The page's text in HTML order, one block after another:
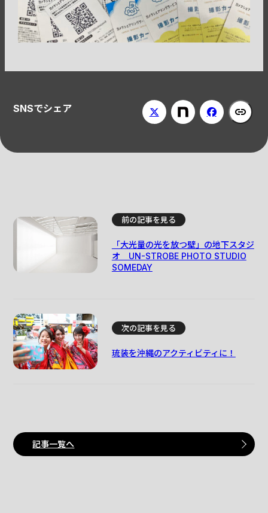
SNSでシェア
次の記事を見る
琉装を沖縄のアクティビティに！
記事一覧へ
前の記事を見る
「大光量の光を放つ壁」の地下スタジ
オ UN-STROBE PHOTO STUDIO
SOMEDAY